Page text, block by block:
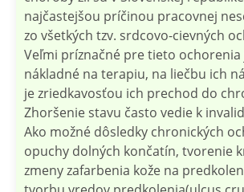
najčastejšou príčinou pracovnej
zo všetkých tzv. srdcovo-cievných
Veľmi príznačné pre tieto ochorenia
nákladné na terapiu, na liečbu ich
je zriedkavosťou ich prechod do
Zhoršenie stavu často vedie k
Ako možné dôsledky chronických
opuchy dolných končatín, tvorenie
zmeny zafarbenia kože na